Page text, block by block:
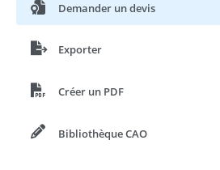
Demander un devis
Exporter
Créer un PDF
Bibliothèque CAO